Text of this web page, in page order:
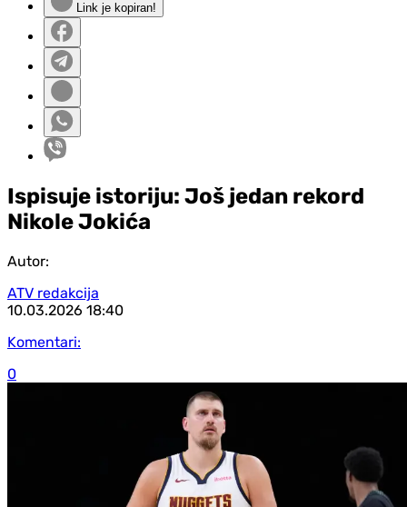
Link je kopiran!
Ispisuje istoriju: Još jedan rekord
Nikole Jokića
Autor:
ATV redakcija
10.03.2026 18:40
Komentari:
0